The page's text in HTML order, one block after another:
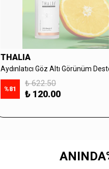
THALIA
%81
₺ 622.50
₺ 120.00